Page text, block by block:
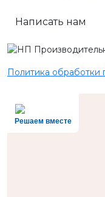
Написать нам
Политика обработки
Решаем вместе